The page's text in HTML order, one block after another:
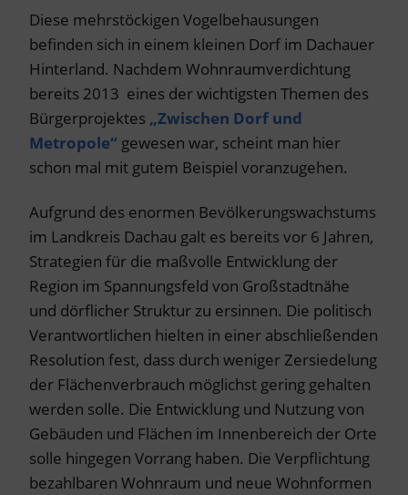
Diese mehrstöckigen Vogelbehausungen
befinden sich in einem kleinen Dorf im Dachauer
Hinterland. Nachdem Wohnraumverdichtung
bereits 2013 eines der wichtigsten Themen des
Bürgerprojektes „Zwischen Dorf und
Metropole“ gewesen war, scheint man hier
schon mal mit gutem Beispiel voranzugehen.
Aufgrund des enormen Bevölkerungswachstums
im Landkreis Dachau galt es bereits vor 6 Jahren,
Strategien für die maßvolle Entwicklung der
Region im Spannungsfeld von Großstadtnähe
und dörflicher Struktur zu ersinnen. Die politisch
Verantwortlichen hielten in einer abschließenden
Resolution fest, dass durch weniger Zersiedelung
der Flächenverbrauch möglichst gering gehalten
werden solle. Die Entwicklung und Nutzung von
Gebäuden und Flächen im Innenbereich der Orte
solle hingegen Vorrang haben. Die Verpflichtung
bezahlbaren Wohnraum und neue Wohnformen